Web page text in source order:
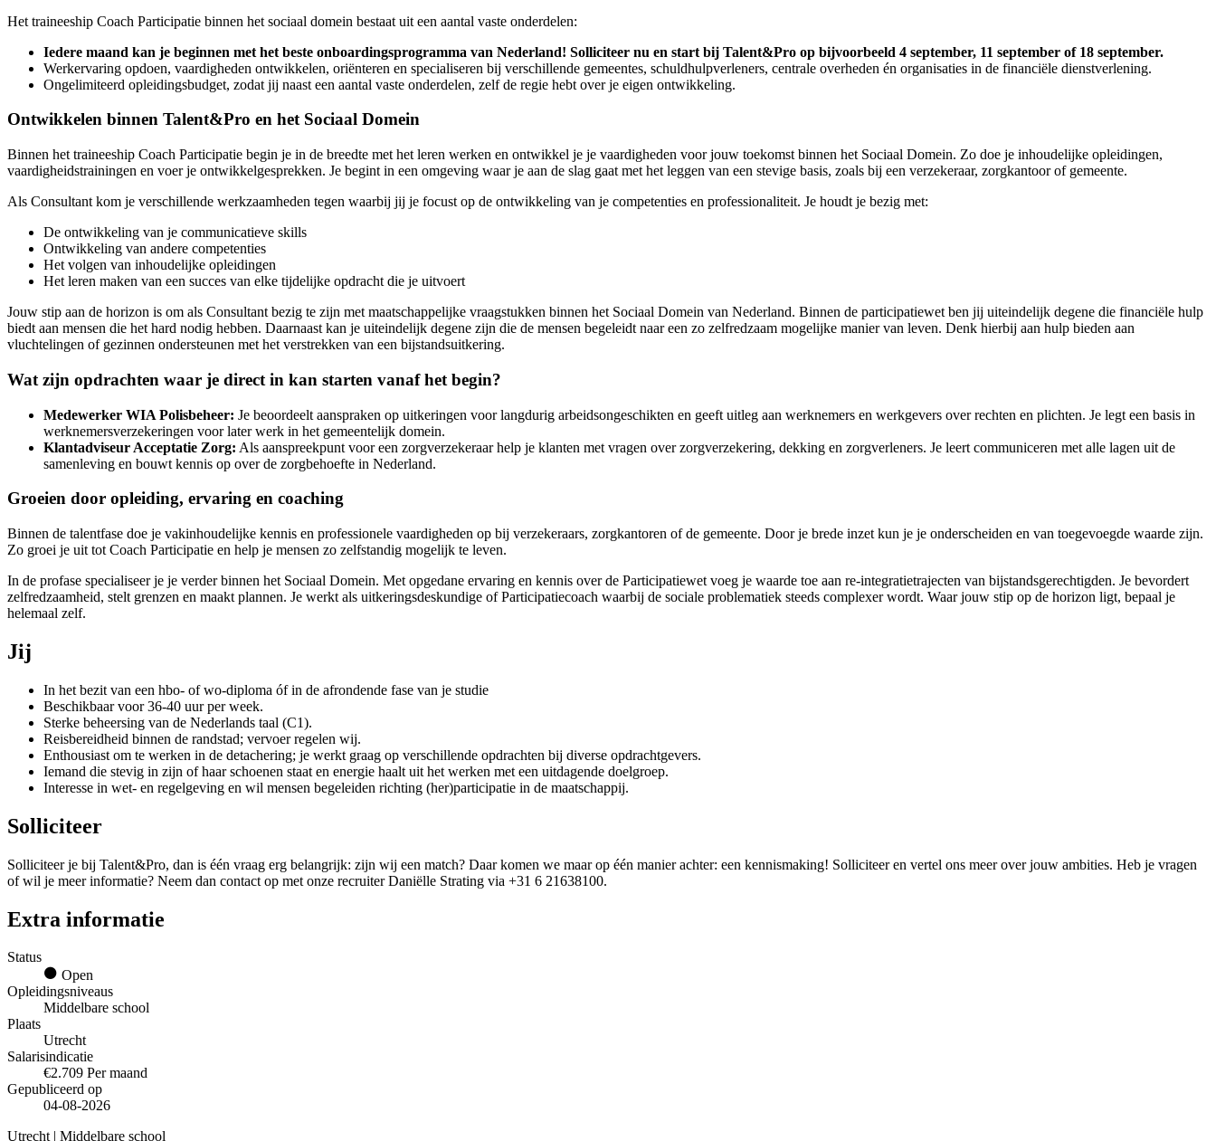
Het traineeship Coach Participatie binnen het sociaal domein bestaat uit een aantal vaste onderdelen:
Iedere maand kan je beginnen met het beste onboardingsprogramma van Nederland! Solliciteer nu en start bij Talent&Pro op bijvoorbeeld 4 september, 11 september of 18 september.
Werkervaring opdoen, vaardigheden ontwikkelen, oriënteren en specialiseren bij verschillende gemeentes, schuldhulpverleners, centrale overheden én organisaties in de financiële dienstverlening.
Ongelimiteerd opleidingsbudget, zodat jij naast een aantal vaste onderdelen, zelf de regie hebt over je eigen ontwikkeling.
Ontwikkelen binnen Talent&Pro en het Sociaal Domein
Binnen het traineeship Coach Participatie begin je in de breedte met het leren werken en ontwikkel je je vaardigheden voor jouw toekomst binnen het Sociaal Domein. Zo doe je inhoudelijke opleidingen,
vaardigheidstrainingen en voer je ontwikkelgesprekken. Je begint in een omgeving waar je aan de slag gaat met het leggen van een stevige basis, zoals bij een verzekeraar, zorgkantoor of gemeente.
Als Consultant kom je verschillende werkzaamheden tegen waarbij jij je focust op de ontwikkeling van je competenties en professionaliteit. Je houdt je bezig met:
De ontwikkeling van je communicatieve skills
Ontwikkeling van andere competenties
Het volgen van inhoudelijke opleidingen
Het leren maken van een succes van elke tijdelijke opdracht die je uitvoert
Jouw stip aan de horizon is om als Consultant bezig te zijn met maatschappelijke vraagstukken binnen het Sociaal Domein van Nederland. Binnen de participatiewet ben jij uiteindelijk degene die financiële hulp
biedt aan mensen die het hard nodig hebben. Daarnaast kan je uiteindelijk degene zijn die de mensen begeleidt naar een zo zelfredzaam mogelijke manier van leven. Denk hierbij aan hulp bieden aan
vluchtelingen of gezinnen ondersteunen met het verstrekken van een bijstandsuitkering.
Wat zijn opdrachten waar je direct in kan starten vanaf het begin?
Medewerker WIA Polisbeheer: Je beoordeelt aanspraken op uitkeringen voor langdurig arbeidsongeschikten en geeft uitleg aan werknemers en werkgevers over rechten en plichten. Je legt een basis in
werknemersverzekeringen voor later werk in het gemeentelijk domein.
Klantadviseur Acceptatie Zorg: Als aanspreekpunt voor een zorgverzekeraar help je klanten met vragen over zorgverzekering, dekking en zorgverleners. Je leert communiceren met alle lagen uit de
samenleving en bouwt kennis op over de zorgbehoefte in Nederland.
Groeien door opleiding, ervaring en coaching
Binnen de talentfase doe je vakinhoudelijke kennis en professionele vaardigheden op bij verzekeraars, zorgkantoren of de gemeente. Door je brede inzet kun je je onderscheiden en van toegevoegde waarde zijn.
Zo groei je uit tot Coach Participatie en help je mensen zo zelfstandig mogelijk te leven.
In de profase specialiseer je je verder binnen het Sociaal Domein. Met opgedane ervaring en kennis over de Participatiewet voeg je waarde toe aan re-integratietrajecten van bijstandsgerechtigden. Je bevordert
zelfredzaamheid, stelt grenzen en maakt plannen. Je werkt als uitkeringsdeskundige of Participatiecoach waarbij de sociale problematiek steeds complexer wordt. Waar jouw stip op de horizon ligt, bepaal je
helemaal zelf.
Jij
In het bezit van een hbo- of wo-diploma óf in de afrondende fase van je studie
Beschikbaar voor 36-40 uur per week.
Sterke beheersing van de Nederlands taal (C1).
Reisbereidheid binnen de randstad; vervoer regelen wij.
Enthousiast om te werken in de detachering; je werkt graag op verschillende opdrachten bij diverse opdrachtgevers.
Iemand die stevig in zijn of haar schoenen staat en energie haalt uit het werken met een uitdagende doelgroep.
Interesse in wet- en regelgeving en wil mensen begeleiden richting (her)participatie in de maatschappij.
Solliciteer
Solliciteer je bij Talent&Pro, dan is één vraag erg belangrijk: zijn wij een match? Daar komen we maar op één manier achter: een kennismaking! Solliciteer en vertel ons meer over jouw ambities. Heb je vragen
of wil je meer informatie? Neem dan contact op met onze recruiter Daniëlle Strating via +31 6 21638100.
Extra informatie
Status
Open
Opleidingsniveaus
Middelbare school
Plaats
Utrecht
Salarisindicatie
€2.709 Per maand
Gepubliceerd op
04-08-2026
Utrecht | Middelbare school